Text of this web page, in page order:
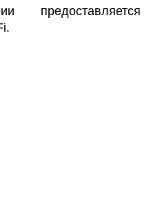
предоставляется